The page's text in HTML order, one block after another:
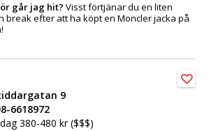
går jag hit? Visst förtjänar du en liten
break efter att ha köpt en Moncler jacka på
9
6618972
380-480 kr ($$$)